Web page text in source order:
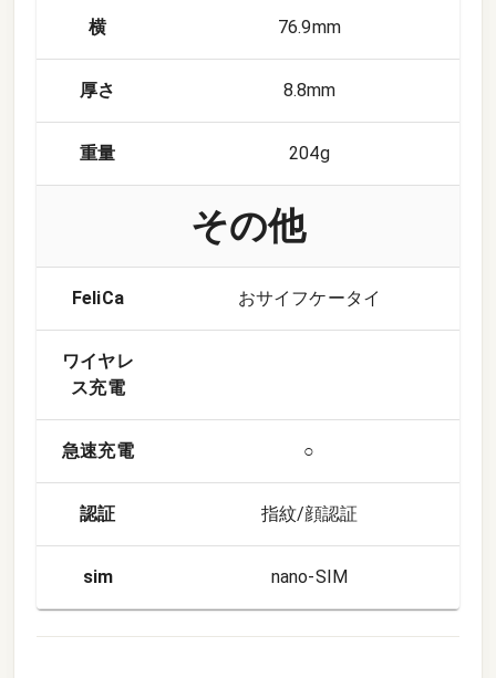
横 76.9mm
厚さ 8.8mm
重量 204g
その他
FeliCa おサイフケータイ
ワイヤレ
ス充電
急速充電 ○
認証 指紋/顔認証
sim nano-SIM